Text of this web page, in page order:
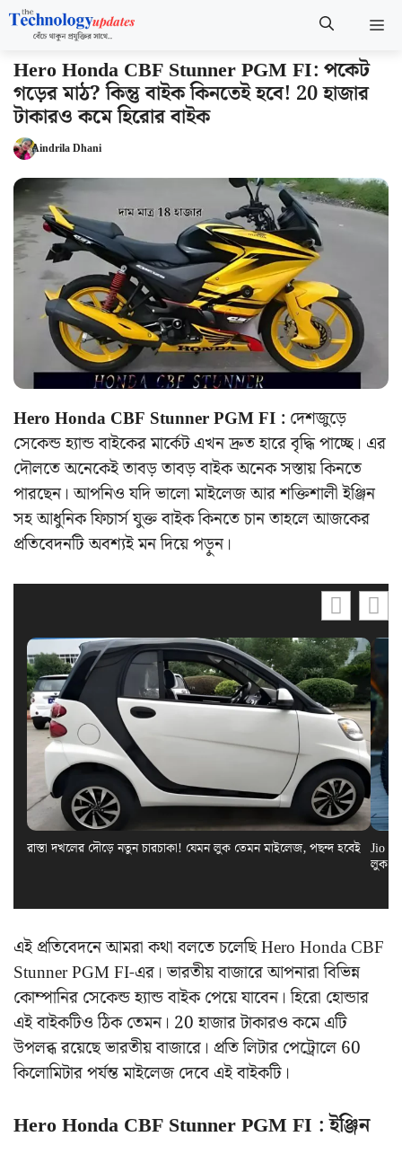
Skip
content
Hero Honda CBF Stunner PGM FI: পকেট
গড়ের মাঠ? কিন্তু বাইক কিনতেই হবে! 20 হাজার
টাকারও কমে হিরোর বাইক
Aindrila Dhani
Hero Honda CBF Stunner PGM FI : দেশজুড়ে
সেকেন্ড হ্যান্ড বাইকের মার্কেট এখন দ্রুত হারে বৃদ্ধি পাচ্ছে। এর
দৌলতে অনেকেই তাবড় তাবড় বাইক অনেক সস্তায় কিনতে
পারছেন। আপনিও যদি ভালো মাইলেজ আর শক্তিশালী ইঞ্জিন
সহ আধুনিক ফিচার্স যুক্ত বাইক কিনতে চান তাহলে আজকের
প্রতিবেদনটি অবশ্যই মন দিয়ে পড়ুন।
রাস্তা দখলের দৌড়ে নতুন চারচাকা! যেমন লুক তেমন মাইলেজ, পছন্দ হবেই Jio
লুক
এই প্রতিবেদনে আমরা কথা বলতে চলেছি Hero Honda CBF
Stunner PGM FI-এর। ভারতীয় বাজারে আপনারা বিভিন্ন
কোম্পানির সেকেন্ড হ্যান্ড বাইক পেয়ে যাবেন। হিরো হোন্ডার
এই বাইকটিও ঠিক তেমন।‌ 20 হাজার টাকারও কমে এটি
উপলব্ধ রয়েছে ভারতীয় বাজারে। প্রতি লিটার পেট্রোলে 60
কিলোমিটার পর্যন্ত মাইলেজ দেবে এই বাইকটি।
Hero Honda CBF Stunner PGM FI : ইঞ্জিন